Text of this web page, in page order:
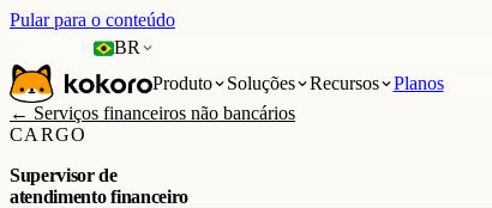
Pular para o conteúdo
BR
Produto
Soluções Recursos Planos
← Serviços financeiros não bancários
CARGO
Supervisor de
atendimento financeiro